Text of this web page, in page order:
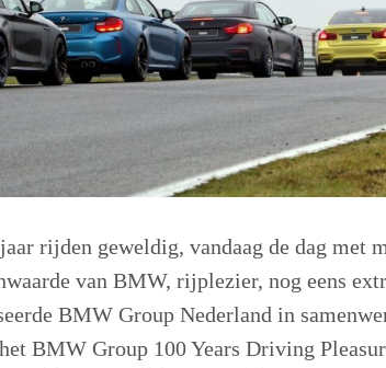
rijden geweldig, vandaag de dag met
van BMW, rijplezier, nog eens
BMW Group Nederland in
BMW Group 100 Years Driving